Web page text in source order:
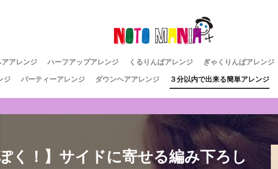
アアレンジ ハーフアップアレンジ くるりんぱアレンジ
ぎゃくりんぱアレンジ
ジ パーティーアレンジ ダウンヘアアレンジ ３分以内で出来る簡単アレンジ
く！】サイドに寄せる編み下ろし